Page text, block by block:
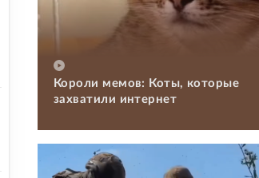
Короли мемов: Коты, которые
захватили интернет